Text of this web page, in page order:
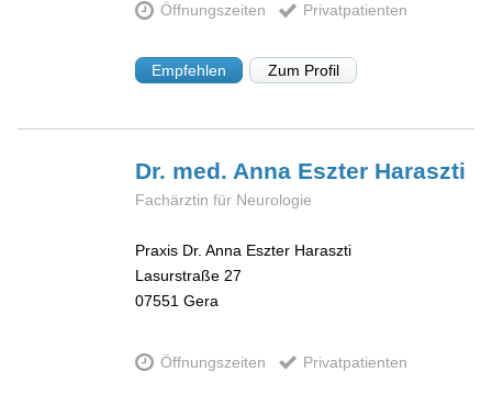
Öffnungszeiten Privatpatienten
Empfehlen Zum Profil
Dr. med. Anna Eszter Haraszti
Fachärztin für Neurologie
Praxis Dr. Anna Eszter Haraszti
Lasurstraße 27
07551 Gera
Öffnungszeiten Privatpatienten